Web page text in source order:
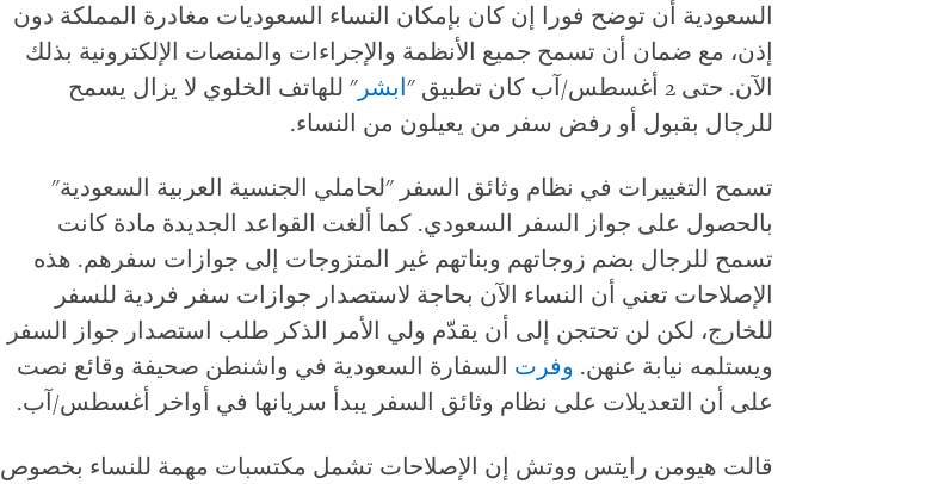
السعودية أن توضح فورا إن كان بإمكان النساء السعوديات مغادرة المملكة دون
إذن، مع ضمان أن تسمح جميع الأنظمة والإجراءات والمنصات الإلكترونية بذلك
الآن. حتى 2 أغسطس/آب كان تطبيق "
ابشر " للهاتف الخلوي لا يزال يسمح
للرجال بقبول أو رفض سفر من يعيلون من النساء.
تسمح التغييرات في نظام وثائق السفر "لحاملي الجنسية العربية السعودية"
بالحصول على جواز السفر السعودي. كما ألغت القواعد الجديدة مادة كانت
تسمح للرجال بضم زوجاتهم وبناتهم غير المتزوجات إلى جوازات سفرهم. هذه
الإصلاحات تعني أن النساء الآن بحاجة لاستصدار جوازات سفر فردية للسفر
للخارج، لكن لن تحتجن إلى أن يقدّم ولي الأمر الذكر طلب استصدار جواز السفر
ويستلمه نيابة عنهن. وفرت السفارة السعودية في واشنطن صحيفة وقائع نصت
على أن التعديلات على نظام وثائق السفر يبدأ سريانها في أواخر أغسطس/آب.
قالت هيومن رايتس ووتش إن الإصلاحات تشمل مكتسبات مهمة للنساء بخصوص